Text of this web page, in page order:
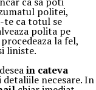
politei,
te ca totul se
polita pe
la fel,
liniste.
in cateva
necesare. In